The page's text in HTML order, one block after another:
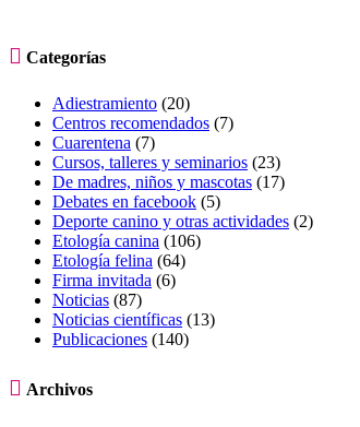
 Categorías
Adiestramiento (20)
Centros recomendados (7)
Cuarentena (7)
Cursos, talleres y seminarios (23)
De madres, niños y mascotas (17)
Debates en facebook (5)
Deporte canino y otras actividades (2)
Etología canina (106)
Etología felina (64)
Firma invitada (6)
Noticias (87)
Noticias científicas (13)
Publicaciones (140)
 Archivos